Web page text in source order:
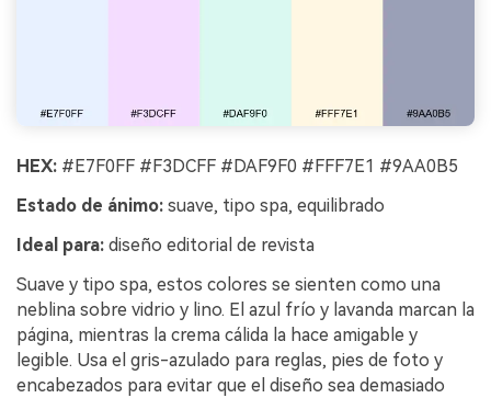
HEX: #E7F0FF #F3DCFF #DAF9F0 #FFF7E1 #9AA0B5
Estado de ánimo: suave, tipo spa, equilibrado
Ideal para: diseño editorial de revista
Suave y tipo spa, estos colores se sienten como una
neblina sobre vidrio y lino. El azul frío y lavanda marcan la
página, mientras la crema cálida la hace amigable y
legible. Usa el gris-azulado para reglas, pies de foto y
encabezados para evitar que el diseño sea demasiado